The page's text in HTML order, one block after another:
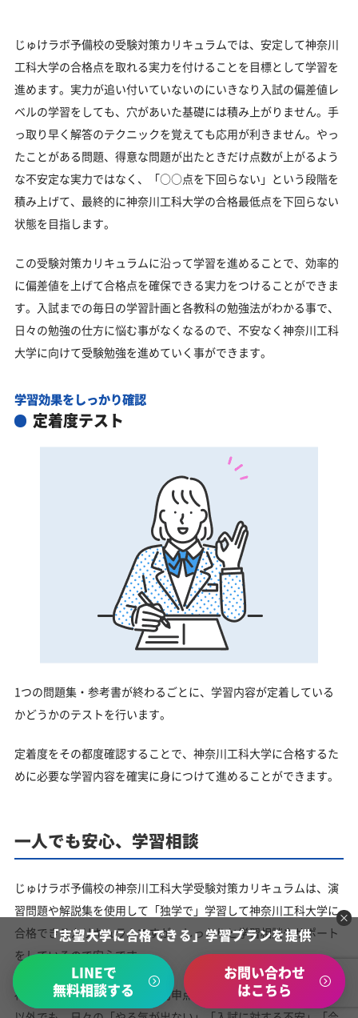
じゅけラボ予備校の受験対策カリキュラムでは、安定して神奈川
工科大学の合格点を取れる実力を付けることを目標として学習を
進めます。実力が追い付いていないのにいきなり入試の偏差値レ
ベルの学習をしても、穴があいた基礎には積み上がりません。手
っ取り早く解答のテクニックを覚えても応用が利きません。やっ
たことがある問題、得意な問題が出たときだけ点数が上がるよう
な不安定な実力ではなく、「○○点を下回らない」という段階を
積み上げて、最終的に神奈川工科大学の合格最低点を下回らない
状態を目指します。
この受験対策カリキュラムに沿って学習を進めることで、効率的
に偏差値を上げて合格点を確保できる実力をつけることができま
す。入試までの毎日の学習計画と各教科の勉強法がわかる事で、
日々の勉強の仕方に悩む事がなくなるので、不安なく神奈川工科
大学に向けて受験勉強を進めていく事ができます。
学習効果をしっかり確認
定着度テスト
1つの問題集・参考書が終わるごとに、学習内容が定着している
かどうかのテストを行います。
定着度をその都度確認することで、神奈川工科大学に合格するた
めに必要な学習内容を確実に身につけて進めることができます。
一人でも安心、学習相談
じゅけラボ予備校の神奈川工科大学受験対策カリキュラムは、演
習問題や解説集を使用して「独学で」学習して神奈川工科大学に
合格できるカリキュラムですが、しっかりと学習相談やサポート
をしているので安心です。
神奈川工科大学入試における内申点の取り扱いや入試に関する事
「志望大学に合格できる」学習プランを提供
LINEで
無料相談する
お問い合わせ
はこちら